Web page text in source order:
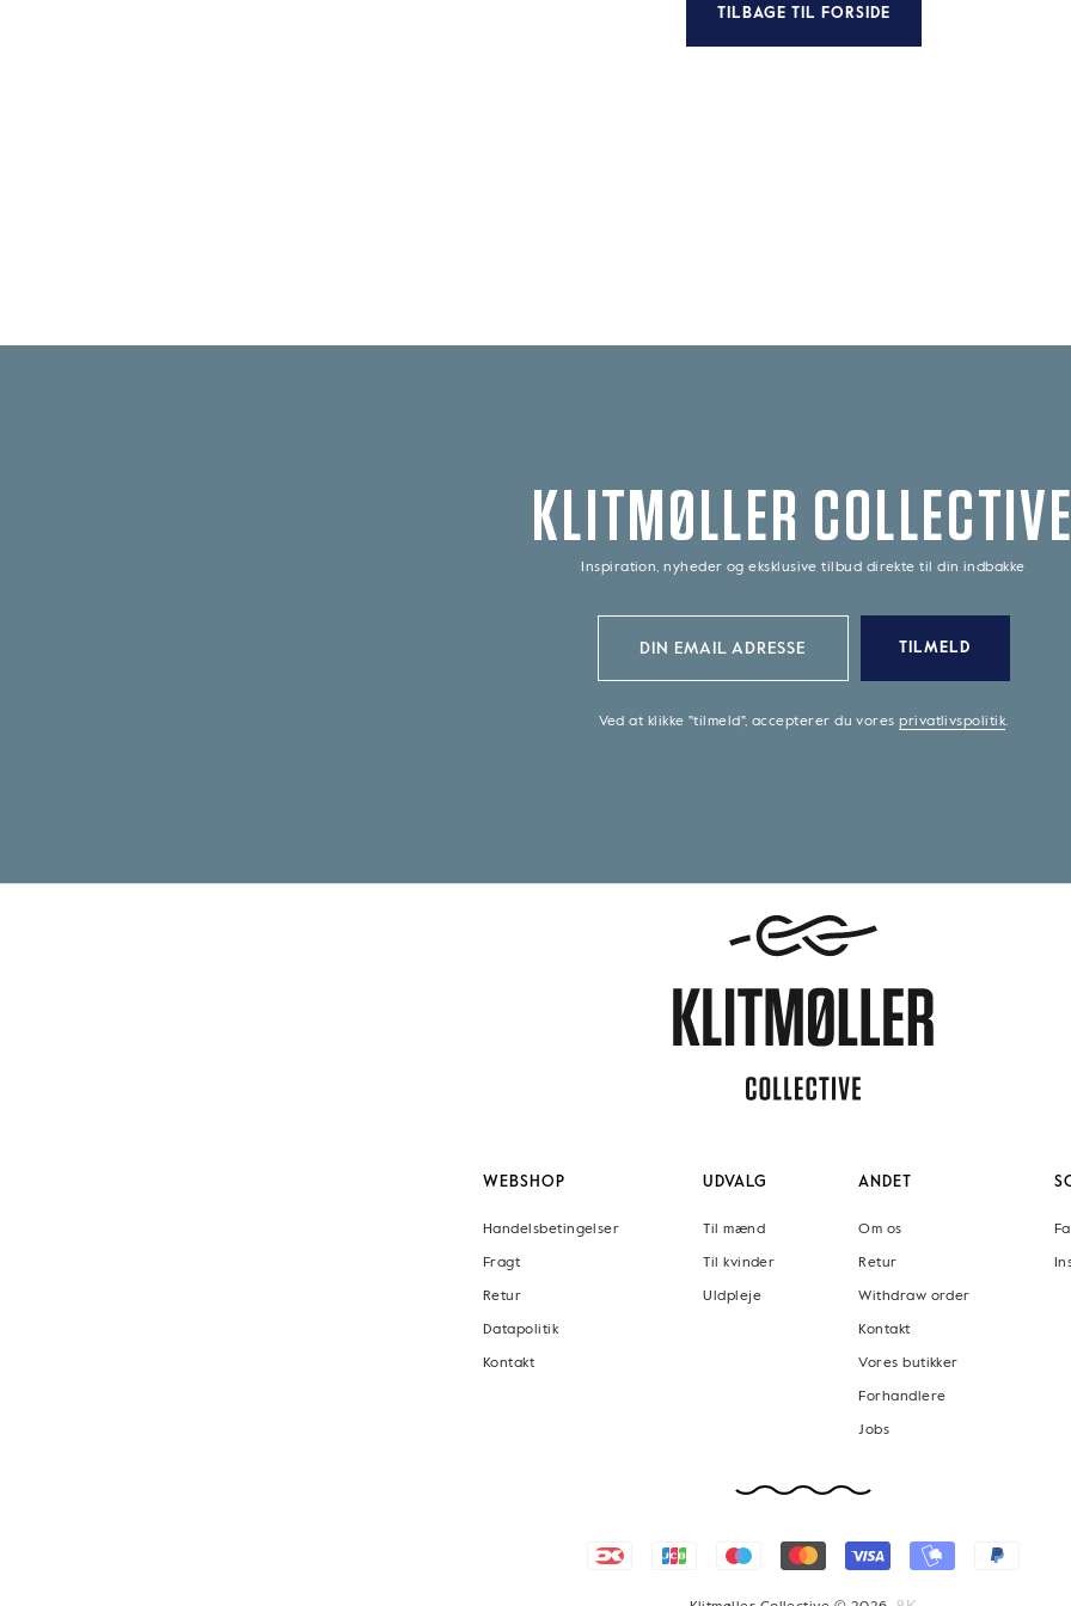
TILBAGE TIL FORSIDE
KLITMØLLER
Inspiration, nyheder og eksklusive tilbud direkte til din indbakke
TILMELD
Ved at klikke "tilmeld", accepterer du voresprivatlivspolitik.
WEBSHOP
Handelsbetingelser
Fragt
Retur
Datapolitik
Kontakt
UDVALG
Til mænd
Til kvinder
Uldpleje
ANDET
Om os
Retur
Withdraw order
Kontakt
Vores butikker
Forhandlere
Jobs